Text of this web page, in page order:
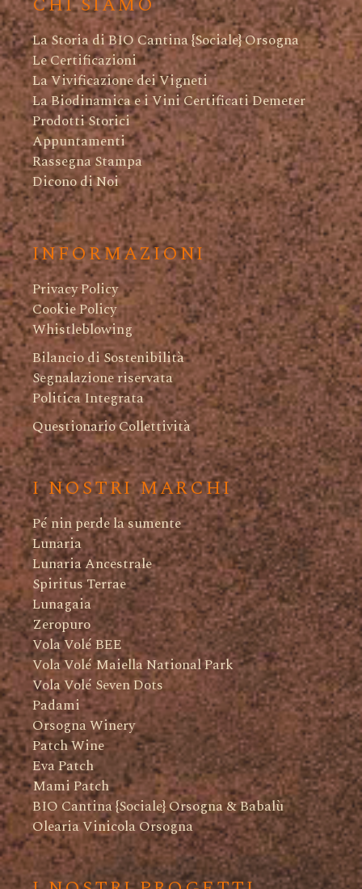
La Storia di BIO Cantina {Sociale} Orsogna
Le Certificazioni
La Vivificazione dei Vigneti
La Biodinamica e i Vini Certificati Demeter
Prodotti Storici
Appuntamenti
Rassegna Stampa
Dicono di Noi
INFORMAZIONI
Privacy Policy
Cookie Policy
Whistleblowing
Bilancio di Sostenibilità
Segnalazione riservata
Politica Integrata
Questionario Collettività
I NOSTRI MARCHI
Pé nin perde la sumente
Lunaria
Lunaria Ancestrale
Spiritus Terrae
Lunagaia
Zeropuro
Vola Volé BEE
Vola Volé Maiella National Park
Vola Volé Seven Dots
Padami
Orsogna Winery
Patch Wine
Eva Patch
Mami Patch
BIO Cantina {Sociale} Orsogna & Babalù
Olearia Vinicola Orsogna